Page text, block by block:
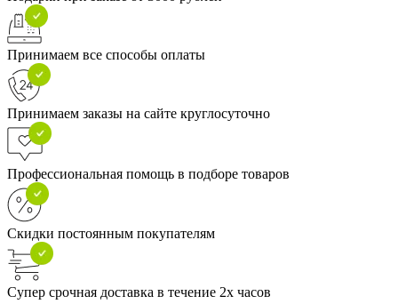
Принимаем все способы оплаты
Принимаем заказы на сайте круглосуточно
Профессиональная помощь в подборе товаров
Скидки постоянным покупателям
Супер срочная доставка в течение 2х часов